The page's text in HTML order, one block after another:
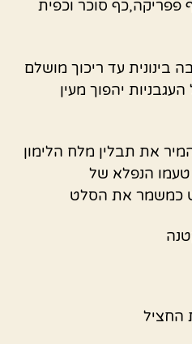
פפריקה,כף סוכר וכפית
בינונית עד ריכוך מושלם
יהפוך מעין
את תבלין מלח הלימון
טעמו הנפלא של
כמשמר את הסלט
החציל